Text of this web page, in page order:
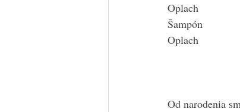
Oplach
Šampón
Oplach
Od narodenia